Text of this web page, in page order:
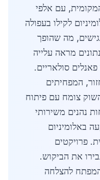
עם אלפי
לקילו בעפולה
מה שהופך
מראה עלייה
סולאריים.
המפחיתים
בעפולה, השוק צומח עם פיתוח
נהנים משירותי
באלומיניום
פרויקטים
את הביקוש.
המפתח להצלחה